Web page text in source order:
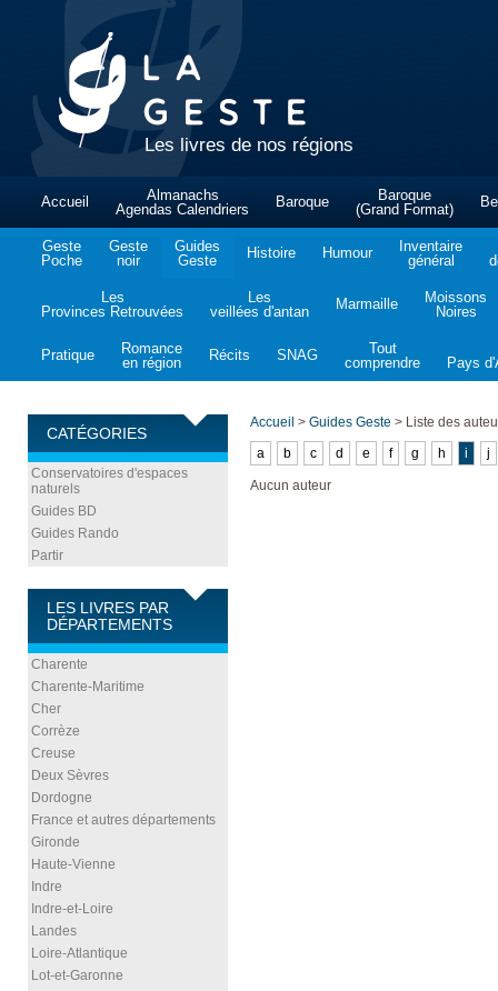
Les livres de nos régions
Accueil
Almanachs
Agendas Calendriers
Baroque
Baroque
(Grand Format)
Geste
Poche
Geste
noir
Guides
Geste
Histoire Humour
Inventaire
général
Les
Provinces Retrouvées
Les
veillées d'antan
Marmaille
Moissons
Noires
Pratique
Romance
en région
Récits SNAG
Tout
comprendre
Pays
CATÉGORIES
Conservatoires d'espaces
naturels
Guides BD
Guides Rando
Partir
LES LIVRES PAR
DÉPARTEMENTS
Charente
Charente-Maritime
Cher
Corrèze
Creuse
Deux Sèvres
Dordogne
France et autres départements
Gironde
Haute-Vienne
Indre
Indre-et-Loire
Landes
Loire-Atlantique
Lot-et-Garonne
Accueil > Guides Geste > Liste des
a
b c d e f g h i j
Aucun auteur